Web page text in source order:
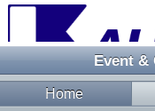
Event &
Home